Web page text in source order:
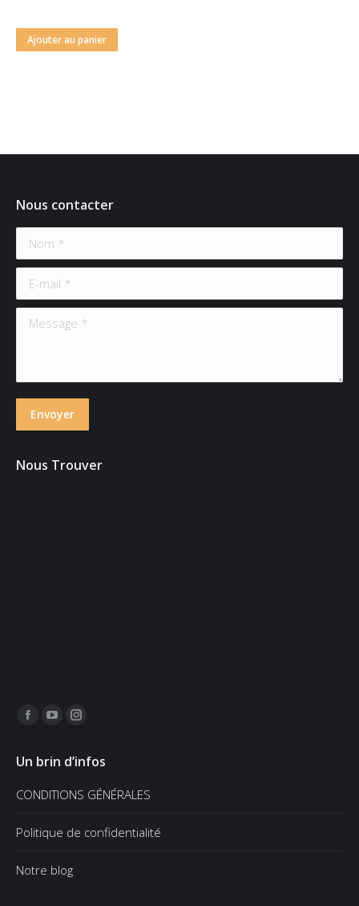
Ajouter au panier
Nous contacter
Nom *
E-mail *
Message *
Envoyer
Nous Trouver
Trouvez nous sur :
Facebook
opens
in
window
YouTube
opens
in
window
Instagram
opens
in
window
Un brin d’infos
CONDITIONS GÉNÉRALES
Politique de confidentialité
Notre blog